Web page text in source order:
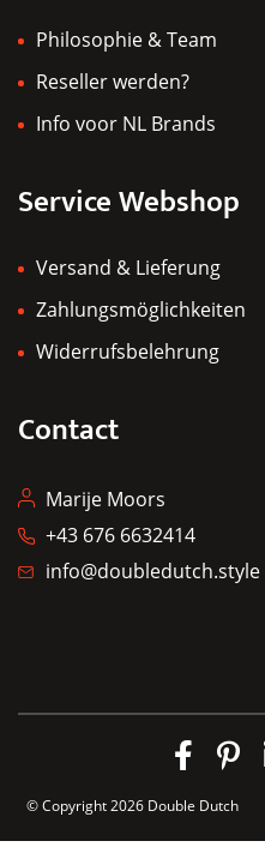
Philosophie & Team
Reseller werden?
Info voor NL Brands
Service Webshop
Versand & Lieferung
Zahlungsmöglichkeiten
Widerrufsbelehrung
Contact
Marije Moors
+43 676 6632414
info@doubledutch.style
© Copyright 2026 Double Dutch